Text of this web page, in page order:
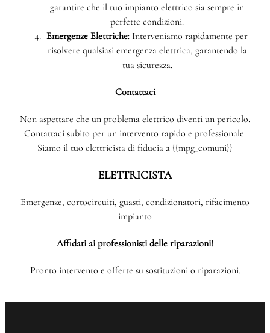
garantire che il tuo impianto elettrico sia sempre in
perfette condizioni.
Emergenze Elettriche: Interveniamo rapidamente per
risolvere qualsiasi emergenza elettrica, garantendo la
tua sicurezza.
Contattaci
Non aspettare che un problema elettrico diventi un pericolo.
Contattaci subito per un intervento rapido e professionale.
Siamo il tuo elettricista di fiducia a {{mpg_comuni}}
ELETTRICISTA
Emergenze, cortocircuiti, guasti, condizionatori, rifacimento
impianto
Affidati ai professionisti delle riparazioni!
Pronto intervento e offerte su sostituzioni o riparazioni.